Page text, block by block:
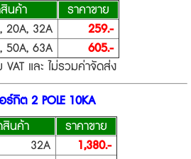
นค้า
ราคาขาย
20A, 32A
259.-
50A, 63A
605.-
VAT และ ไม่รวมค่าจัดส่ง
ร์กิต 2 POLE 10KA
นค้า
ราคาขาย
32A
1,380.-